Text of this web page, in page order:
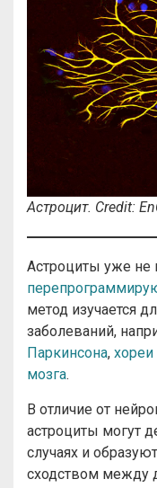
Астроцит. Credit:
Астроциты уже не
метод изучается
заболеваний,
Паркинсона, хореи
мозга.
В отличие от
астроциты могут
случаях и
сходством между